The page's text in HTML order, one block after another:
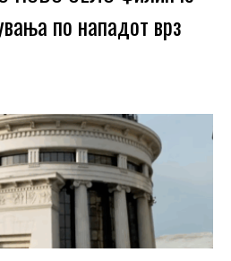
по нападот врз